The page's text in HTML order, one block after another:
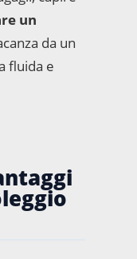
un
da un
fluida e